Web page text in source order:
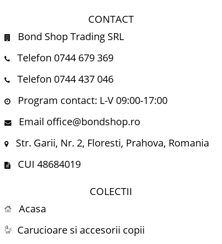
CONTACT
Bond Shop Trading SRL
Telefon 0744 679 369
Telefon 0744 437 046
Program contact: L-V 09:00-17:00
Email office@bondshop.ro
Str. Garii, Nr. 2, Floresti, Prahova, Romania
CUI 48684019
COLECTII
Acasa
Carucioare si accesorii copii